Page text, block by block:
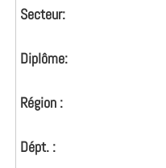
Secteur:
Diplôme:
Région :
Dépt. :